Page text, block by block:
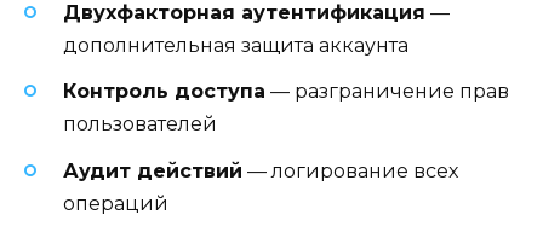
Двухфакторная аутентификация —
дополнительная защита аккаунта
Контроль доступа — разграничение прав
пользователей
Аудит действий — логирование всех
операций